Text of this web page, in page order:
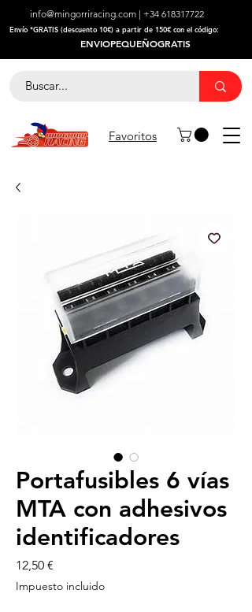
info@mingorriracing.com | +34 618317722
​Envío *GRATIS (descuento 10€) a partir de 150€ con el código:
ENVIOPEQUEÑOGRATIS
Favoritos
Portafusibles 6 vías
MTA con adhesivos
identificadores
12,50 €
Impuesto incluido